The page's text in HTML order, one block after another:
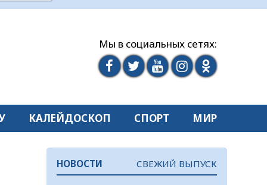
Мы в социальных сетях:
КАЛЕЙДОСКОП СПОРТ МИР
НОВОСТИ СВЕЖИЙ ВЫПУСК